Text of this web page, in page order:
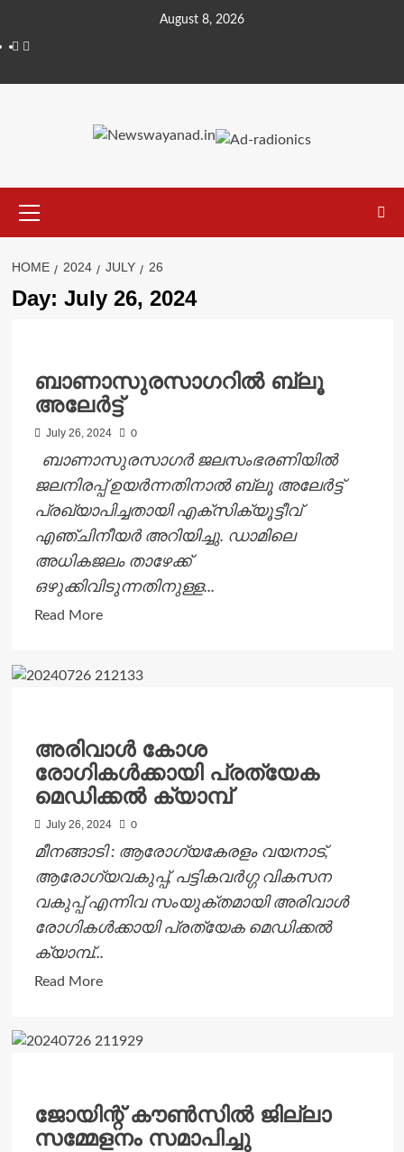
content
August 8, 2026
Facebook
Telegram
Menu
HOME 2024 JULY 26
Day: July 26, 2024
ബാണാസുരസാഗറിൽ ബ്ലൂ
അലേർട്ട്
July 26, 2024 0
ബാണാസുരസാഗർ ജലസംഭരണിയിൽ
ജലനിരപ്പ് ഉയർന്നതിനാൽ ബ്ലൂ അലേർട്ട്
പ്രഖ്യാപിച്ചതായി എക്സ‌ിക്യൂട്ടീവ്
എഞ്ചിനീയർ അറിയിച്ചു. ഡാമിലെ
അധികജലം താഴേക്ക്
ഒഴുക്കിവിടുന്നതിനുള്ള...
Read MoreRead
ബാണാസുരസാഗറിൽ
അരിവാള്‍ കോശ
രോഗികള്‍ക്കായി പ്രത്യേക
മെഡിക്കല്‍ ക്യാമ്പ്
July 26, 2024 0
മീനങ്ങാടി : ആരോഗ്യകേരളം വയനാട്,
ആരോഗ്യവകുപ്പ്, പട്ടികവര്‍ഗ്ഗ വികസന
വകുപ്പ് എന്നിവ സംയുക്തമായി അരിവാള്‍
രോഗികള്‍ക്കായി പ്രത്യേക മെഡിക്കല്‍
ക്യാമ്പ്...
Read MoreRead
അരിവാള്‍
പ്രത്യേക
മെഡിക്കല്‍
ജോയിന്റ് കൗണ്‍സില്‍ ജില്ലാ
സമ്മേളനം സമാപിച്ചു